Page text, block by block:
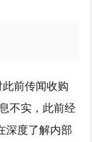
前传闻收购
不实，此前经
深度了解内部